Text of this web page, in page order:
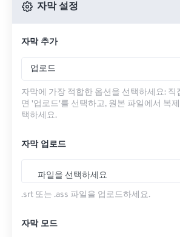
자막 설정
자막 추가
업로드
자막에 가장 적합한 옵션을 선택하세요: 직
면 '업로드'를 선택하고, 원본 파일에서 복
택하세요.
자막 업로드
파일을 선택하세요
.srt 또는 .ass 파일을 업로드하세요.
자막 모드